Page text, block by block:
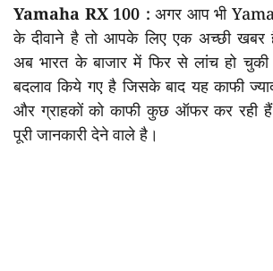
Yamaha RX 100 : अगर आप भी
के दीवाने है तो आपके लिए एक अच्छी खबर
अब भारत के बाजार में फिर से लांच हो
बदलाव किये गए है जिसके बाद यह काफी
और ग्राहकों को काफी कुछ ऑफर कर रही
पूरी जानकारी देने वाले है।